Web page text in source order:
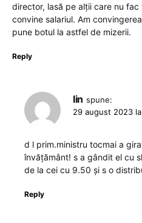
director, lasă pe alții care nu
convine salariul. Am
pune botul la astfel de mizerii.
Reply
Iin spune:
29 august 2023 la
d l prim.ministru tocmai a
învățământ! s a gândit el cu
de la cei cu 9.50 și s o
Reply